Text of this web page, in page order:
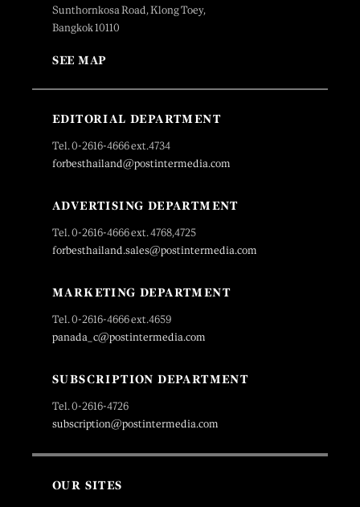
Sunthornkosa Road, Klong Toey,
Bangkok 10110
SEE MAP
EDITORIAL DEPARTMENT
Tel. 0-2616-4666 ext.4734
forbesthailand@postintermedia.com
ADVERTISING DEPARTMENT
Tel. 0-2616-4666 ext. 4768,4725
forbesthailand.sales@postintermedia.com
MARKETING DEPARTMENT
Tel. 0-2616-4666 ext.4659
panada_c@postintermedia.com
SUBSCRIPTION DEPARTMENT
Tel. 0-2616-4726
subscription@postintermedia.com
OUR SITES